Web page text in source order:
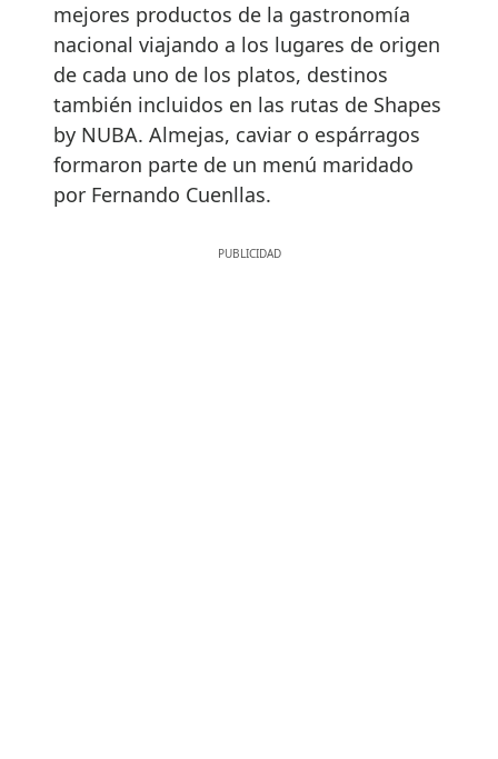
mejores productos de la gastronomía
nacional viajando a los lugares de origen
de cada uno de los platos, destinos
también incluidos en las rutas de Shapes
by NUBA. Almejas, caviar o espárragos
formaron parte de un menú maridado
por Fernando Cuenllas.